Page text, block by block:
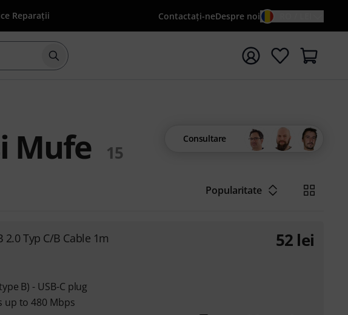
Reparații Contactaţi-neDespre noi
Începeți căutarea cu termenul de căutare {searchTerm}
Mufe 15
Consultare
Popularitate
2.0 Typ C/B Cable 1m
B) - USB-C plug
up to 480 Mbps
52 lei